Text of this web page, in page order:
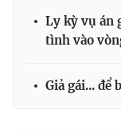
Giấy phép hoạt
cấp ngày 29/12/
Phó Tổng Biên tập:
Nguyễn Trọng Ninh
Ly kỳ vụ án
tình vào
Giả gái... để